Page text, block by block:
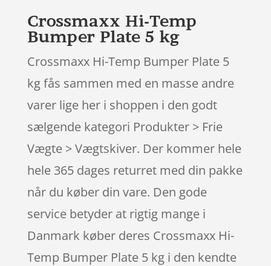
Crossmaxx Hi-Temp
Bumper Plate 5 kg
Crossmaxx Hi-Temp Bumper Plate 5
kg fås sammen med en masse andre
varer lige her i shoppen i den godt
sælgende kategori Produkter > Frie
Vægte > Vægtskiver. Der kommer hele
hele 365 dages returret med din pakke
når du køber din vare. Den gode
service betyder at rigtig mange i
Danmark køber deres Crossmaxx Hi-
Temp Bumper Plate 5 kg i den kendte